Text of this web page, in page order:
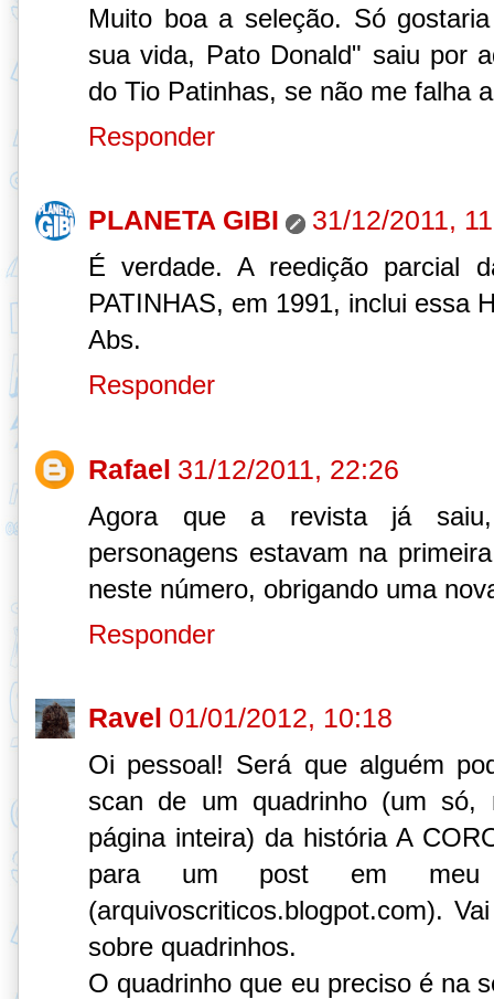
Muito boa a seleção. Só
sua vida, Pato Donald" saiu por
do Tio Patinhas, se não me falha
Responder
PLANETA GIBI 31/12/2011,
É verdade. A reedição parcial
PATINHAS, em 1991, inclui essa
Abs.
Responder
Rafael 31/12/2011, 22:26
Agora que a revista já
personagens estavam na
neste número, obrigando uma
Responder
Ravel 01/01/2012, 10:18
Oi pessoal! Será que alguém
scan de um quadrinho (um
página inteira) da história A
para um post em meu
(arquivoscriticos.blogpot.com).
sobre quadrinhos.
O quadrinho que eu preciso é na